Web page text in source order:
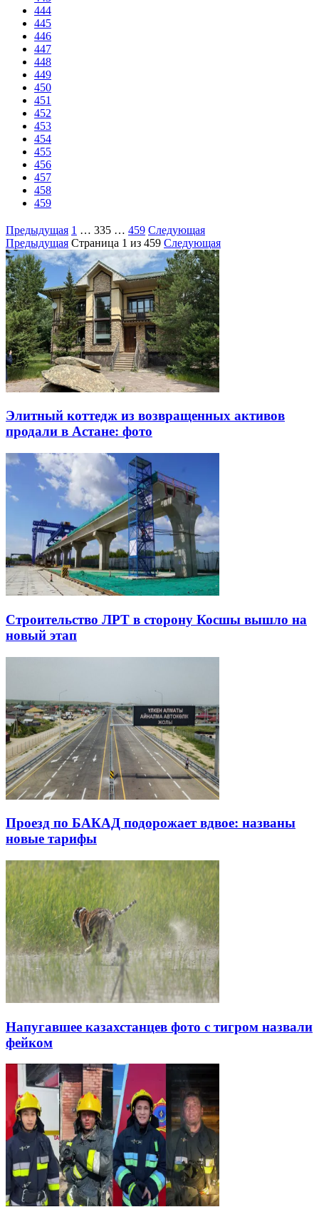
444
445
446
447
448
449
450
451
452
453
454
455
456
457
458
459
Предыдущая 1 … 335 … 459 Следующая
Предыдущая Страница 1 из 459 Следующая
Элитный коттедж из возвращенных активов
продали в Астане: фото
Строительство ЛРТ в сторону Косшы вышло на
новый этап
Проезд по БАКАД подорожает вдвое: названы
новые тарифы
Напугавшее казахстанцев фото с тигром назвали
фейком